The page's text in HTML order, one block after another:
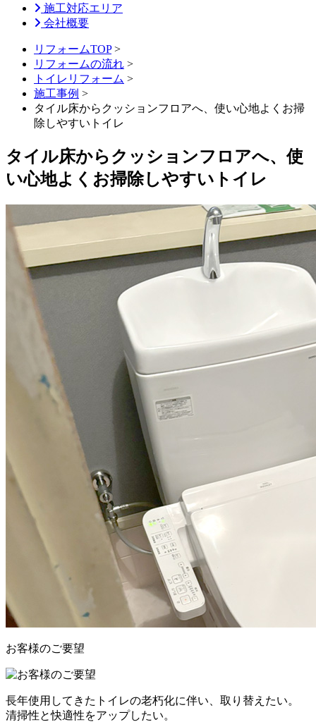
施工対応エリア
会社概要
リフォームTOP>
リフォームの流れ >
トイレリフォーム >
施工事例 >
タイル床からクッションフロアへ、使い心地よくお掃
除しやすいトイレ
タイル床からクッションフロアへ、使
い心地よくお掃除しやすいトイレ
お客様のご要望
長年使用してきたトイレの老朽化に伴い、取り替えたい。
清掃性と快適性をアップしたい。